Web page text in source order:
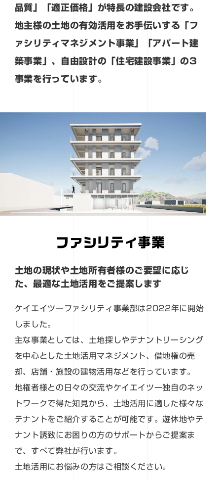
品質」「適正価格」が特長の建設会社です。
地主様の土地の有効活用をお手伝いする「フ
ァシリティマネジメント事業」「アパート建
築事業」、自由設計の「住宅建設事業」の3
事業を行っています。
ファシリティ事業
土地の現状や土地所有者様のご要望に応じ
た、最適な土地活用をご提案します
ケイエイツーファシリティ事業部は2022年に開始
しました。
主な事業としては、土地探しやテナントリーシング
を中心とした土地活用マネジメント、借地権の売
却、店舗・施設の建物活用などを行っています。
地権者様との日々の交流やケイエイツー独自のネッ
トワークで得た知見から、土地活用に適した様々な
テナントをご紹介することが可能です。遊休地やテ
ナント誘致にお困りの方のサポートからご提案ま
で、すべて弊社が行います。
土地活用にお悩みの方はご相談ください。